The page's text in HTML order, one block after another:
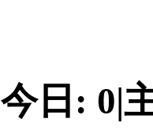
今日: 0|